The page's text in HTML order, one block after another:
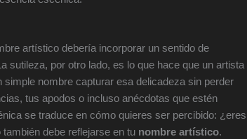
artístico debería incorporar un sentido de
sutileza, por otro lado, es lo que hace que un artista
nombre capturar esa delicadeza sin perder
tus apodos o incluso anécdotas que estén
se traduce en cómo quieres ser percibido: ¿eres
debe reflejarse en tu nombre artístico.